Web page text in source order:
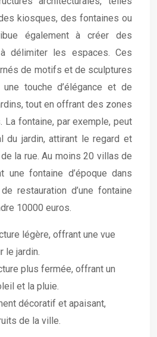
kiosques, des fontaines ou
également à créer des
délimiter les espaces. Ces
de motifs et de sculptures
touche d’élégance et de
tout en offrant des zones
La fontaine, par exemple, peut
du jardin, attirant le regard et
la rue. Au moins 20 villas de
une fontaine d’époque dans
restauration d’une fontaine
10000 euros.
légère, offrant une vue
le jardin.
plus fermée, offrant un
et la pluie.
décoratif et apaisant,
de la ville.